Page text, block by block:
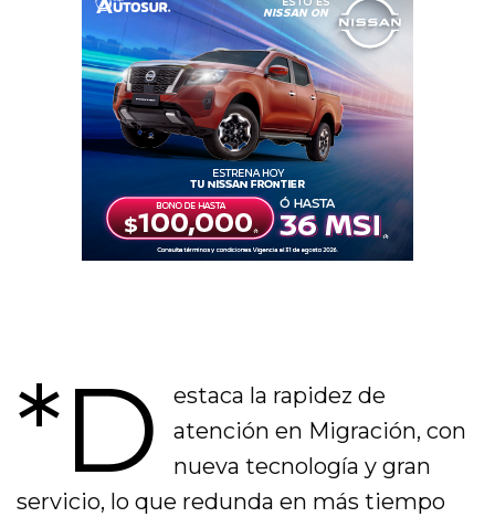
*D
estaca la rapidez de
atención en Migración, con
nueva tecnología y gran
servicio, lo que redunda en más tiempo